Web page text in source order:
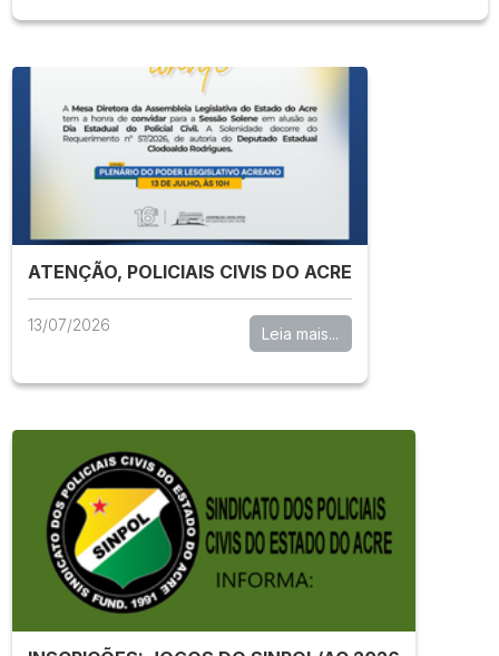
ATENÇÃO, POLICIAIS CIVIS DO ACRE
13/07/2026 Leia mais...